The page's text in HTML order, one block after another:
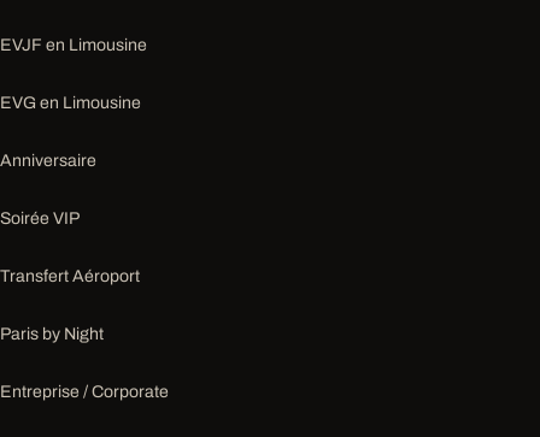
EVJF en Limousine
EVG en Limousine
Anniversaire
Soirée VIP
Transfert Aéroport
Paris by Night
Entreprise / Corporate